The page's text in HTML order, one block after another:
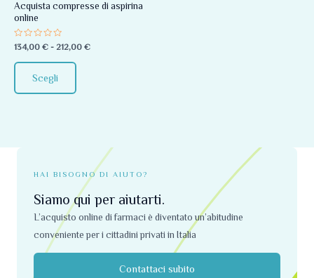
Acquista compresse di aspirina
online
Valutato
0
su
5
134,00 € - 212,00 €
Scegli
possono
scelte
del
HAI BISOGNO DI AIUTO?
Siamo qui per aiutarti.
L’acquisto online di farmaci è diventato un’abitudine
conveniente per i cittadini privati ​​in Italia
Contattaci subito